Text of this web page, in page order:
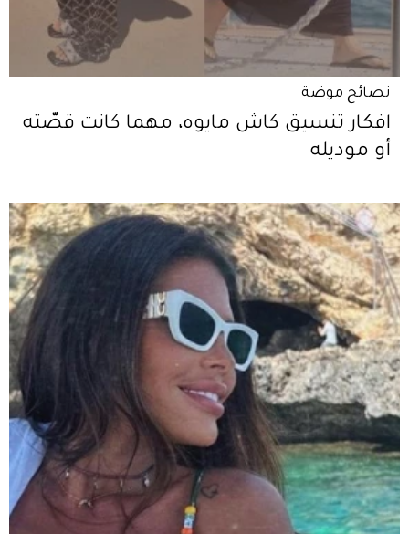
نصائح موضة
افكار تنسيق كاش مايوه، مهما كانت قصّته
أو موديله